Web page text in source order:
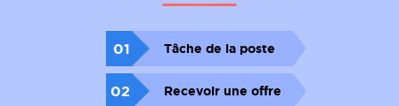
01 Tâche de la poste
02 Recevoir une offre